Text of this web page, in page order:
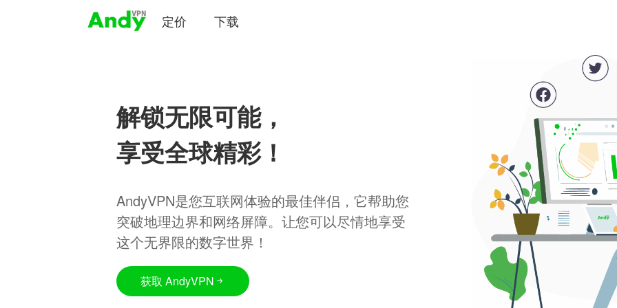
定价 下载
解锁无限可能，
享受全球精彩！
AndyVPN是您互联网体验的最佳伴侣，它帮助您
突破地理边界和网络屏障。让您可以尽情地享受
这个无界限的数字世界！
获取 AndyVPN